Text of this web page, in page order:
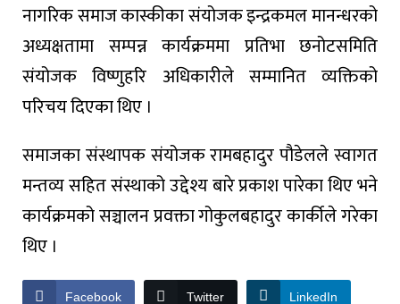
नागरिकसमाजकास्कीकासंयोजकइन्द्रकमलमानन्धरको
अध्यक्षतामा सम्पन्न कार्यक्रममा प्रतिभा छनोटसमिति
संयोजक विष्णुहरि अधिकारीले सम्मानित व्यक्तिको
परिचयदिएकाथिए ।
समाजकासंस्थापकसंयोजकरामबहादुरपौडेललेस्वागत
मन्तव्यसहितसंस्थाकोउद्देश्यबारेप्रकाशपारेकाथिएभने
कार्यक्रमकोसञ्चालनप्रवक्तागोकुलबहादुरकार्कीलेगरेका
थिए ।
Facebook Twitter LinkedIn